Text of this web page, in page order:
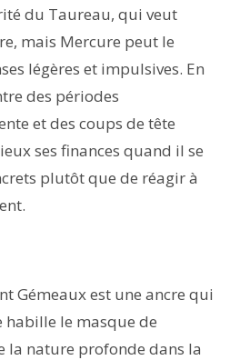
du Taureau, qui veut
mais Mercure peut le
légères et impulsives. En
des périodes
et des coups de tête
ses finances quand il se
plutôt que de réagir à
Gémeaux est une ancre qui
le masque de
la nature profonde dans la